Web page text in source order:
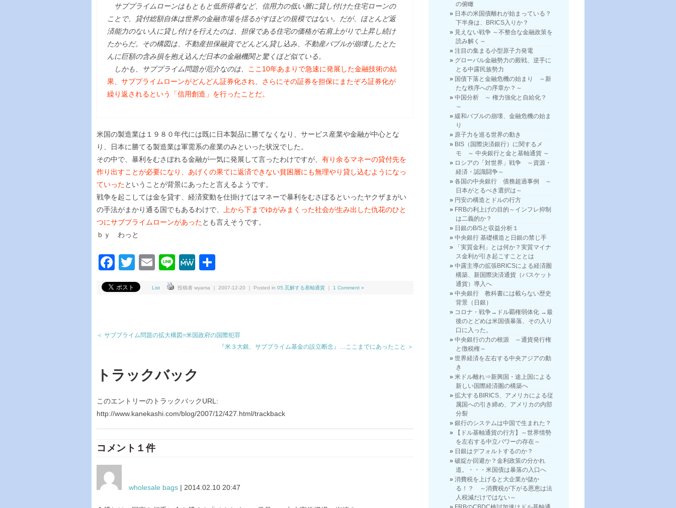
サブプライムローンはもともと低所得者など、信用力の低い層に貸し付けた住宅ローンの
ことで、貸付総額自体は世界の金融市場を揺るがすほどの規模ではない。だが、ほとんど返
済能力のない人に貸し付けを行えたのは、担保である住宅の価格が右肩上がりで上昇し続け
たからだ。その構図は、不動産担保融資でどんどん貸し込み、不動産バブルが崩壊したとた
んに巨額の含み損を抱え込んだ日本の金融機関と驚くほど似ている。
しかも、サブプライム問題が厄介なのは、 ここ10年あまりで急速に発展した金融技術の結
果、サブプライムローンがどんどん証券化され、さらにその証券を担保にまたぞろ証券化が
繰り返されるという「信用創造」を行ったことだ。
米国の製造業は１９８０年代には既に日本製品に勝てなくなり、サービス産業や金融が中心とな
り、日本に勝てる製造業は軍需系の産業のみといった状況でした。
その中で、暴利をむさぼれる金融が一気に発展して言ったわけですが、 有り余るマネーの貸付先を
作り出すことが必要になり、あげくの果てに返済できない貧困層にも無理やり貸し込むようになっ
ていったということが背景にあったと言えるようです。
戦争を起こしては金を貸す、経済変動を仕掛けてはマネーで暴利をむさぼるといったヤクザまがい
の手法がまかり通る国でもあるわけで、 上から下までゆがみまくった社会が生み出した仇花のひと
つにサブプライムローンがあったとも言えそうです。
ｂｙ わっと
Facebook
Twitter
EmailLineMeWe
List 投稿者 wyama ｜ 2007-12-20 ｜ Posted in 05.瓦解する基軸通貨 1 Comment »
＜ サブプライム問題の拡大構図=米国政府の国際犯罪
『米３大銀、サブプライム基金の設立断念』…ここまでにあったこと ＞
トラックバック
このエントリーのトラックバックURL:
http://www.kanekashi.com/blog/2007/12/427.html/trackback
コメント１件
wholesale bags | 2014.02.10 20:47
の俯瞰
日本の米国債離れが始まっている？
下半身は、BRICS入りか？
見えない戦争 ～不整合な金融政策を
読み解く～
注目の集まる小型原子力発電
グローバル金融勢力の殿戦、逆手に
とる中露民族勢力
国債下落と金融危機の始まり ～新
たな秩序への序章か？～
中国分析 ～ 権力強化と自給化？
～
緩和バブルの崩壊、金融危機の始ま
り
原子力を巡る世界の動き
BIS（国際決済銀行）に関するメ
モ ～ 中央銀行と金と基軸通貨 ～
ロシアの「対世界」戦争 ～資源・
経済・認識闘争～
各国の中央銀行 債務超過事例 ～
日本がとるべき選択は～
円安の構造とドルの行方
FRBの利上げの目的～インフレ抑制
は二義的か？
日銀のB/Sと収益分析１
中央銀行 基礎構造と日銀の禁じ手
「実質金利」とは何か？実質マイナ
ス金利が引き起こすこととは
中露主導の拡張BRICSによる経済圏
構築、新国際決済通貨（バスケット
通貨）導入へ
中央銀行 教科書には載らない歴史
背景（日銀）
コロナ・戦争→ドル覇権弱体化 →最
後のとどめは米国債暴落、その入り
口に入った。
中央銀行の力の根源 ～通貨発行権
と徴税権～
世界経済を左右する中央アジアの動
き
米ドル離れ⇒新興国・途上国による
新しい国際経済圏の構築へ
拡大するBIRICS、アメリカによる従
属国への引き締め、アメリカの内部
分裂
銀行のシステムは中国で生まれた？
【ドル基軸通貨の行方】～世界情勢
を左右する中立パワーの存在～
日銀はデフォルトするのか？
破綻か回避か？金利政策の分かれ
道。・・・米国債は暴落の入口へ
消費税を上げると大企業が儲か
る！？ ～消費税が下がる恩恵は法
人税減だけではない～